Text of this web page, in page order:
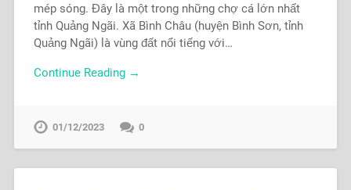
mép sóng. Đây là một trong những chợ cá lớn nhất
tỉnh Quảng Ngãi. Xã Bình Châu (huyện Bình Sơn, tỉnh
Quảng Ngãi) là vùng đất nổi tiếng với…
Continue Reading →
01/12/2023 0